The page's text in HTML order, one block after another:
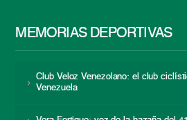
MEMORIAS DEPORTIVAS
Club Veloz Venezolano: el club
Venezuela